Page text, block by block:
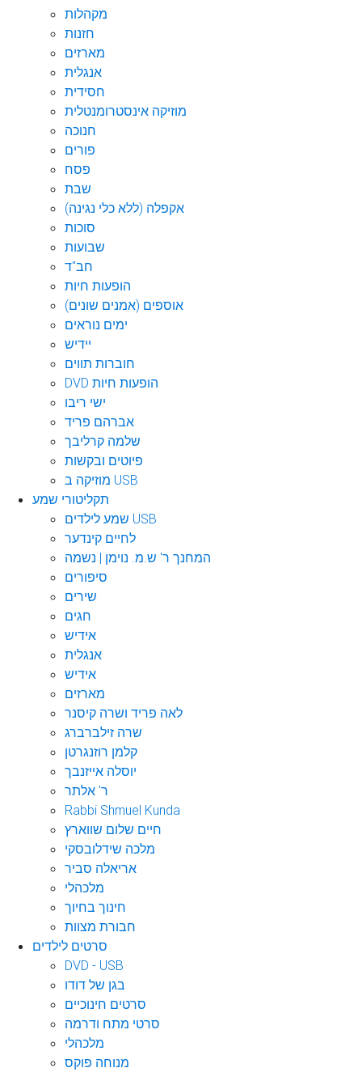
מקהלות
חזנות
מארזים
אנגלית
חסידית
מוזיקה אינסטרומנטלית
חנוכה
פורים
פסח
שבת
אקפלה (ללא כלי נגינה)
סוכות
שבועות
חב"ד
הופעות חיות
אוספים (אמנים שונים)
ימים נוראים
יידיש
חוברות תווים
DVD הופעות חיות
ישי ריבו
אברהם פריד
שלמה קרליבך
פיוטים ובקשות
מוזיקה ב USB
תקליטורי שמע
שמע לילדים USB
לחיים קינדער
המחנך ר' ש.מ. נוימן | נשמה
סיפורים
שירים
חגים
אידיש
אנגלית
אידיש
מארזים
לאה פריד ושרה קיסנר
שרה זילברברג
קלמן רוזנגרטן
יוסלה אייזנבך
ר' אלתר
Rabbi Shmuel Kunda
חיים שלום שווארץ
מלכה שידלובסקי
אריאלה סביר
מלכהלי
חינוך בחיוך
חבורת מצוות
סרטים לילדים
DVD - USB
בגן של דודו
סרטים חינוכיים
סרטי מתח ודרמה
מלכהלי
מנוחה פוקס